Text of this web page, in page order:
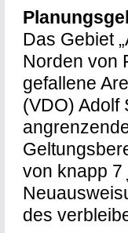
Das Gebiet
Norden von
gefallene
(VDO) Adolf
von knapp 7
des